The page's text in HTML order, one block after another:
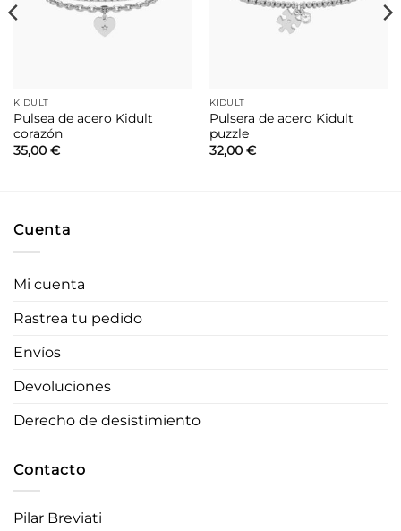
KIDULT
Pulsea de acero Kidult
corazón
35,00 €
KIDULT
Pulsera de acero Kidult
puzzle
32,00 €
Cuenta
Mi cuenta
Rastrea tu pedido
Envíos
Devoluciones
Derecho de desistimiento
Contacto
Pilar Breviati